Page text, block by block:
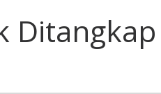
Ditangkap